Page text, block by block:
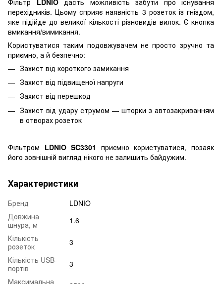
перехідників. Цьому сприяє наявність 3 розеток із гніздом,
яке підійде до великої кількості різновидів вилок. Є кнопка
вмикання/вимикання.
Користуватися таким подовжувачем не просто зручно та
приємно, а й безпечно:
Захист від короткого замикання
Захист від підвищеної напруги
Захист від перешкод
Захист від удару струмом — шторки з автозакриванням
в отворах розеток
Фільтром LDNIO SC3301 приємно користуватися, позаяк
його зовнішній вигляд нікого не залишить байдужим.
Характеристики
Бренд
LDNIO
Довжина
шнура, м
1.6
Кількість
розеток
3
Кількість USB-
портів
3
Максимальна